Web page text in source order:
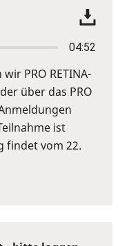
04:52
PRO RETINA-
über das PRO
ist
findet vom 22.